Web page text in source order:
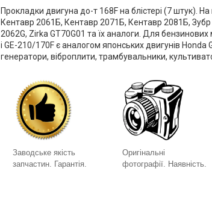
Прокладки двигуна до-т 168F на блістері (7 штук).
Кентавр 2061Б, Кентавр 2071Б, Кентавр 2081Б, Зубр
2062G, Zirka GT70G01 та їх аналоги. Для
і GE-210/170F є аналогом японських двигунів
генератори, віброплити, трамбувальники,
Заводське якість
запчастин. Гарантія.
Оригінальні
фотографії. Наявність.